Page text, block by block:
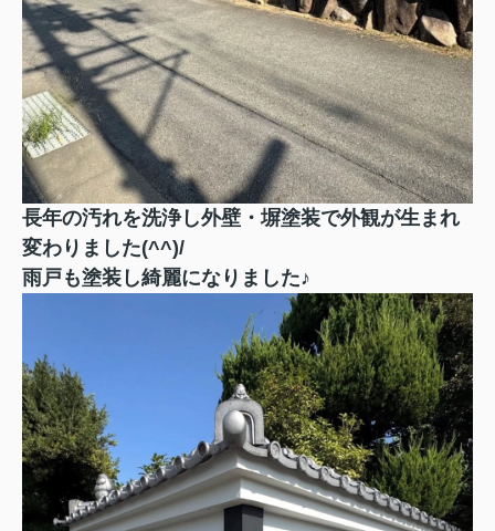
長年の汚れを洗浄し外壁・塀塗装で外観が生まれ
変わりました(^^)/
雨戸も塗装し綺麗になりました♪